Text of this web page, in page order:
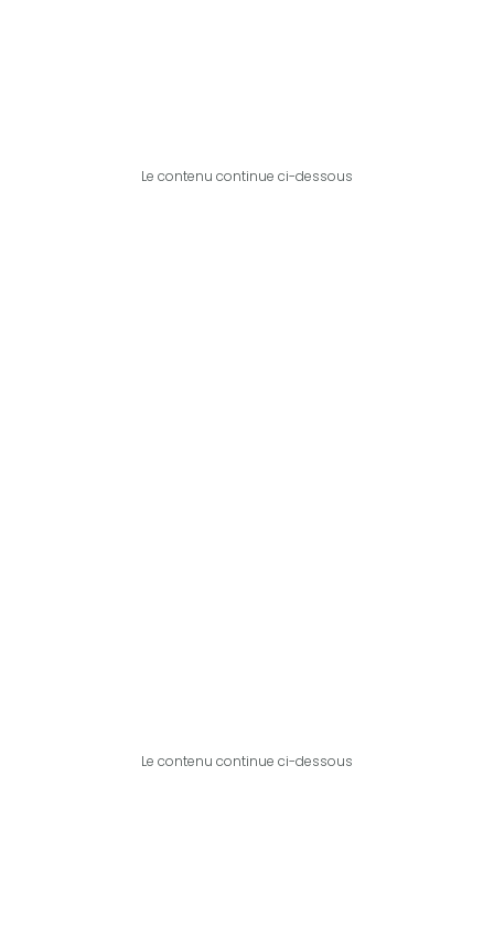
Le contenu continue ci-dessous
Le contenu continue ci-dessous